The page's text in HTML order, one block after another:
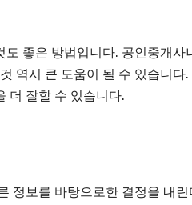
좋은 방법입니다. 공인중개사
역시 큰 도움이 될 수 있습니다.
더 잘할 수 있습니다.
정보를 바탕으로한 결정을 내린